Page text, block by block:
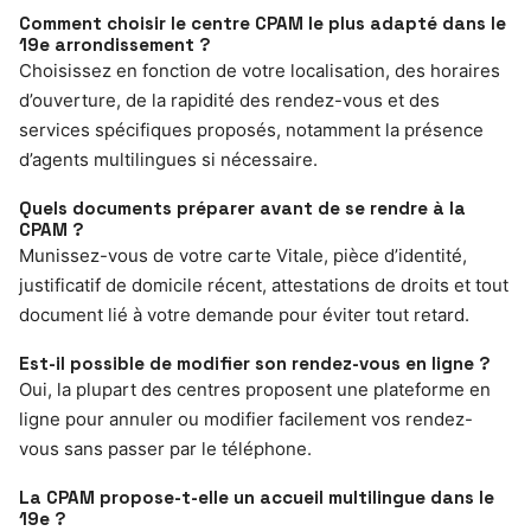
Comment choisir le centre CPAM le plus adapté dans le
19e arrondissement ?
Choisissez en fonction de votre localisation, des horaires
d’ouverture, de la rapidité des rendez-vous et des
services spécifiques proposés, notamment la présence
d’agents multilingues si nécessaire.
Quels documents préparer avant de se rendre à la
CPAM ?
Munissez-vous de votre carte Vitale, pièce d’identité,
justificatif de domicile récent, attestations de droits et tout
document lié à votre demande pour éviter tout retard.
Est-il possible de modifier son rendez-vous en ligne ?
Oui, la plupart des centres proposent une plateforme en
ligne pour annuler ou modifier facilement vos rendez-
vous sans passer par le téléphone.
La CPAM propose-t-elle un accueil multilingue dans le
19e ?